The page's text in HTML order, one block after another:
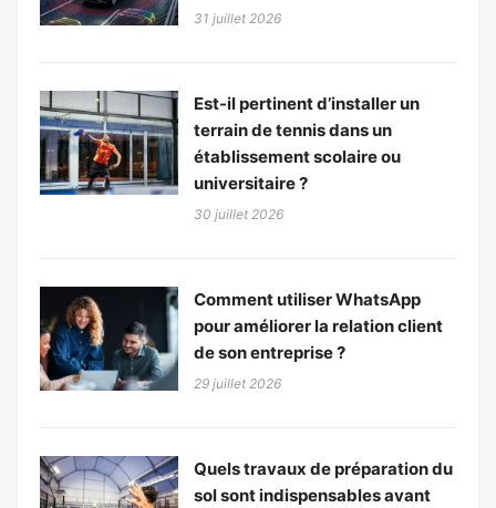
31 juillet 2026
Est-il pertinent d’installer un
terrain de tennis dans un
établissement scolaire ou
universitaire ?
30 juillet 2026
Comment utiliser WhatsApp
pour améliorer la relation client
de son entreprise ?
29 juillet 2026
Quels travaux de préparation du
sol sont indispensables avant